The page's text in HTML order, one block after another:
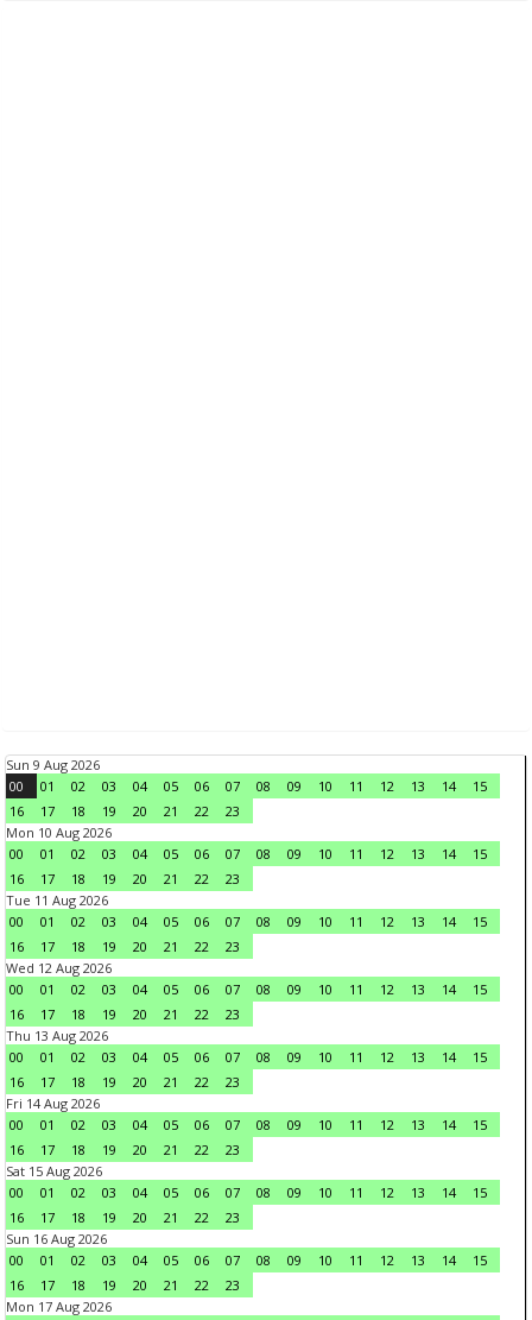
Sun 9 Aug 2026
00
01 02 03 04 05 06 07 08 09 10 11 12 13 14
15
16
17 18 19 20 21 22
23
Mon 10 Aug 2026
00
01 02 03 04 05 06 07 08 09 10 11 12 13 14
15
16
17 18 19 20 21 22
23
Tue 11 Aug 2026
00
01 02 03 04 05 06 07 08 09 10 11 12 13 14
15
16
17 18 19 20 21 22
23
Wed 12 Aug 2026
00
01 02 03 04 05 06 07 08 09 10 11 12 13 14
15
16
17 18 19 20 21 22
23
Thu 13 Aug 2026
00
01 02 03 04 05 06 07 08 09 10 11 12 13 14
15
16
17 18 19 20 21 22
23
Fri 14 Aug 2026
00
01 02 03 04 05 06 07 08 09 10 11 12 13 14
15
16
17 18 19 20 21 22
23
Sat 15 Aug 2026
00
01 02 03 04 05 06 07 08 09 10 11 12 13 14
15
16
17 18 19 20 21 22
23
Sun 16 Aug 2026
00
01 02 03 04 05 06 07 08 09 10 11 12 13 14
15
16
17 18 19 20 21 22
23
Mon 17 Aug 2026